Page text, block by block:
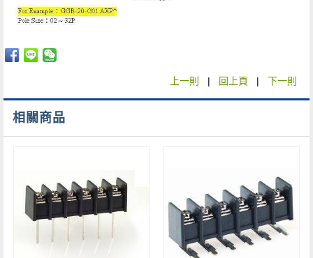
上一則 | 回上頁 | 下一則
相關商品